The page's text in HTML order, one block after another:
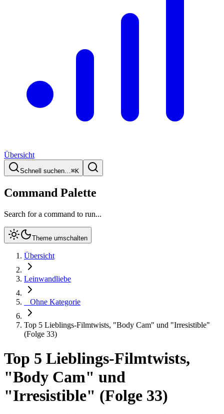
Übersicht
Schnell suchen…⌘K
Command Palette
Search for a command to run...
Theme umschalten
Übersicht
Leinwandliebe
_ Ohne Kategorie
Top 5 Lieblings-Filmtwists, "Body Cam" und "Irresistible"
(Folge 33)
Top 5 Lieblings-Filmtwists,
"Body Cam" und
"Irresistible" (Folge 33)